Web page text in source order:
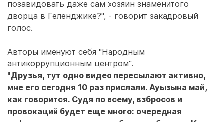
позавидовать даже сам хозяин знаменитого
дворца в Геленджике?", - говорит закадровый
голос.
Авторы именуют себя "Народным
антикоррупционным центром".
"Друзья, тут одно видео пересылают активно,
мне его сегодня 10 раз прислали. Ауызына май,
как говорится. Судя по всему, взбросов и
провокаций будет еще много: очередная